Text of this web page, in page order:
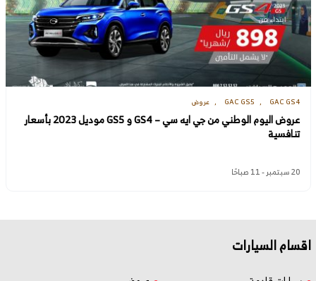
GAC GS4
GAC GS5 عروض
عروض اليوم الوطني من جي ايه سي – GS4 و GS5 موديل 2023 بأسعار
تنافسية
20 سبتمبر - 11 صباحًا
اقسام السيارات